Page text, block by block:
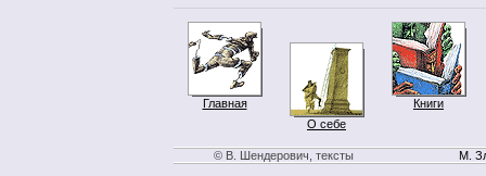
Главная
О себе
Книги
© В. Шендерович, тексты М.